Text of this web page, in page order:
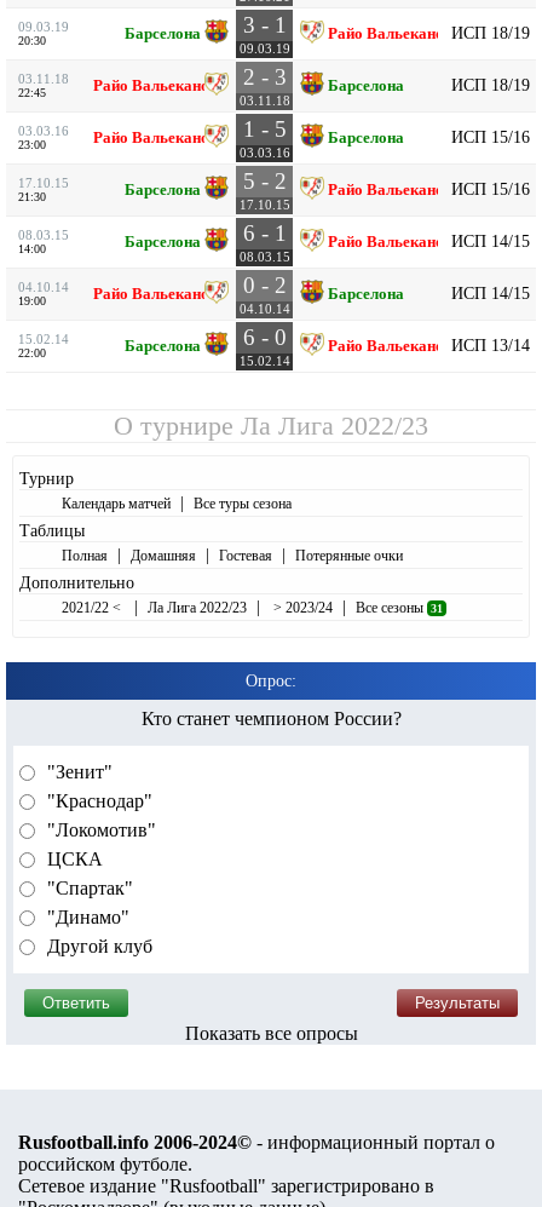
09.03.19
20:30 Барселона 3 - 1
09.03.19
Райо Вальекано ИСП 18/19
03.11.18
22:45 Райо Вальекано 2 - 3
03.11.18
Барселона ИСП 18/19
03.03.16
23:00 Райо Вальекано 1 - 5
03.03.16
Барселона ИСП 15/16
17.10.15
21:30 Барселона 5 - 2
17.10.15
Райо Вальекано ИСП 15/16
08.03.15
14:00 Барселона 6 - 1
08.03.15
Райо Вальекано ИСП 14/15
04.10.14
19:00 Райо Вальекано 0 - 2
04.10.14
Барселона ИСП 14/15
15.02.14
22:00 Барселона 6 - 0
15.02.14
Райо Вальекано ИСП 13/14
О турнире Ла Лига 2022/23
Турнир
Календарь матчей | Все туры сезона
Таблицы
Полная | Домашняя | Гостевая | Потерянные очки
Дополнительно
2021/22 < | Ла Лига 2022/23 | > 2023/24 | Все сезоны 31
Опрос:
Кто станет чемпионом России?
"Зенит"
"Краснодар"
"Локомотив"
ЦСКА
"Спартак"
"Динамо"
Другой клуб
Показать все опросы
Rusfootball.info 2006-2024© - информационный портал о
российском футболе.
Сетевое издание "Rusfootball" зарегистрировано в